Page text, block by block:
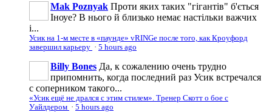
Mak Poznyak Проти яких таких "гігантів" б'ється
Іноуе? В нього й близько немає настільки важчих
і...
Усик на 1-м месте в «паунде» vRINGe после того, как Кроуфорд
завершил карьеру · 5 hours ago
Billy Bones Да, к сожалению очень трудно
припомнить, когда последний раз Усик встречался
с соперником такого...
«Усик ещё не дрался с этим стилем». Тренер Скотт о бое с
Уайлдером · 5 hours ago